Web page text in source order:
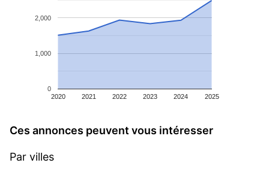
2020 2021 2022 2023 2024 2025
0
1,000
2,000
Ces annonces peuvent vous intéresser
Par villes